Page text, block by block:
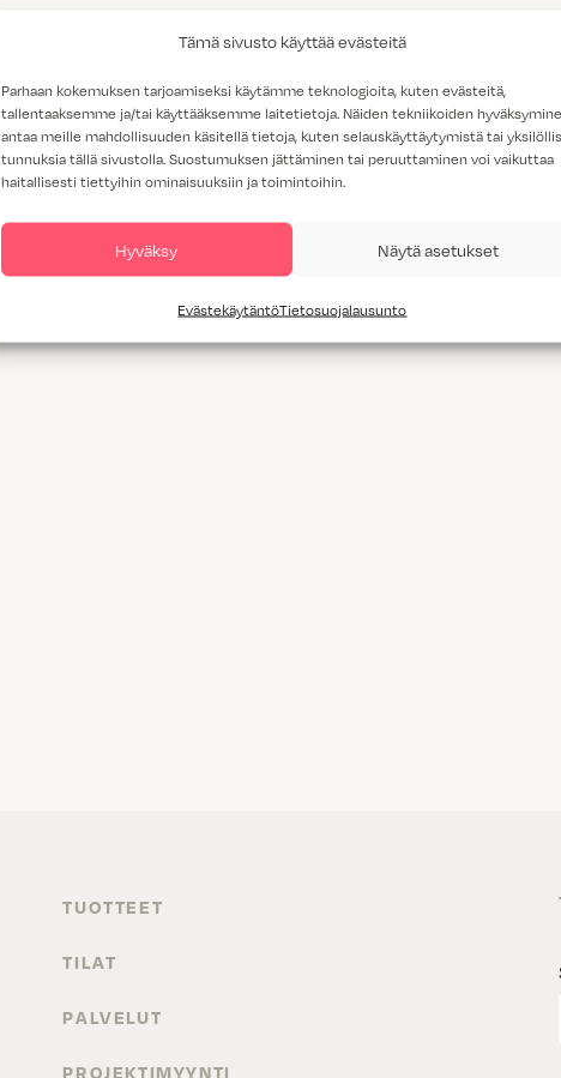
Tämä sivusto käyttää evästeitä
Parhaan kokemuksen tarjoamiseksi käytämme teknologioita, kuten evästeitä,
tallentaaksemme ja/tai käyttääksemme laitetietoja. Näiden tekniikoiden
antaa meille mahdollisuuden käsitellä tietoja, kuten selauskäyttäytymistä tai
tunnuksia tällä sivustolla. Suostumuksen jättäminen tai peruuttaminen voi vaikuttaa
haitallisesti tiettyihin ominaisuuksiin ja toimintoihin.
Hyväksy Näytä asetukset
EvästekäytäntöTietosuojalausunto
TUOTTEET
TILAT
PALVELUT
PROJEKTIMYYNTI